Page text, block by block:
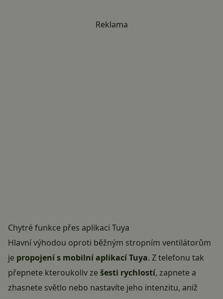
Reklama
Chytré funkce přes aplikaci Tuya
Hlavní výhodou oproti běžným stropním ventilátorům
je propojení s mobilní aplikací Tuya. Z telefonu tak
přepnete kteroukoliv zešesti rychlostí, zapnete a
zhasnete světlo nebo nastavíte jeho intenzitu, aniž